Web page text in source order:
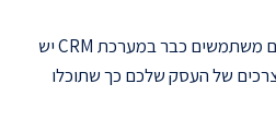
במונחים של CRM, גם אם אתם משתמשים כבר במערכת CRM יש
של העסק שלכם כך שתוכלו